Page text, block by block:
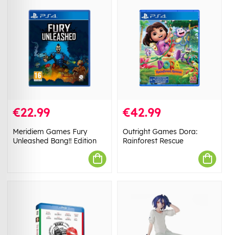
€22.99
Meridiem Games Fury
Unleashed Bang!! Edition
€42.99
Outright Games Dora:
Rainforest Rescue